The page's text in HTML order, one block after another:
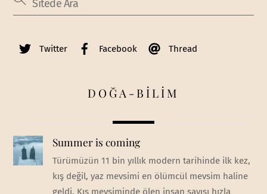
Twitter Facebook Thread
DOĞA-BİLİM
Summer is coming
Türümüzün 11 bin yıllık modern tarihinde ilk kez,
kış değil, yaz mevsimi en ölümcül mevsim haline
geldi. Kış mevsiminde ölen insan sayısı hızla